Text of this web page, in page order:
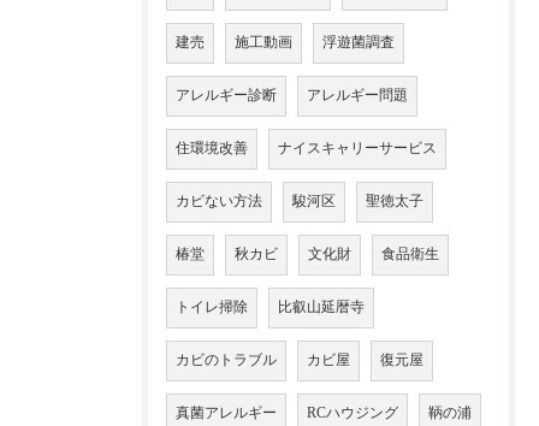
建売 施工動画 浮遊菌調査
アレルギー診断 アレルギー問題
住環境改善 ナイスキャリーサービス
カビない方法 駿河区 聖徳太子
椿堂 秋カビ 文化財 食品衛生
トイレ掃除 比叡山延暦寺
カビのトラブル カビ屋 復元屋
真菌アレルギー RCハウジング 鞆の浦